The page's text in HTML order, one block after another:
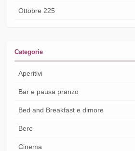
Ottobre 225
Categorie
Aperitivi
Bar e pausa pranzo
Bed and Breakfast e dimore
Bere
Cinema